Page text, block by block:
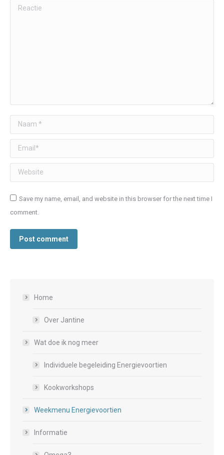
Reactie
Naam *
Email *
Website
Save my name, email, and website in this browser for the next time I
comment.
Post comment
Home
Over Jantine
Wat doe ik nog meer
Individuele begeleiding Energievoortien
Kookworkshops
Weekmenu Energievoortien
Informatie